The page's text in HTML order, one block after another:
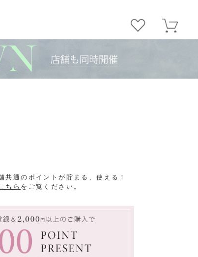
通のポイントが貯まる、使える！
ちら をご覧ください。